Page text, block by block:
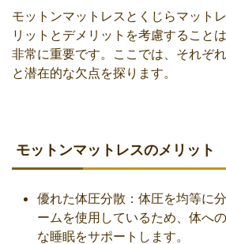
モットンマットレスとくじらマット
リットとデメリットを考慮すること
非常に重要です。ここでは、それぞ
と潜在的な欠点を探ります。
モットンマットレスのメリット
優れた体圧分散：体圧を均等に
ームを使用しているため、体へ
な睡眠をサポートします。